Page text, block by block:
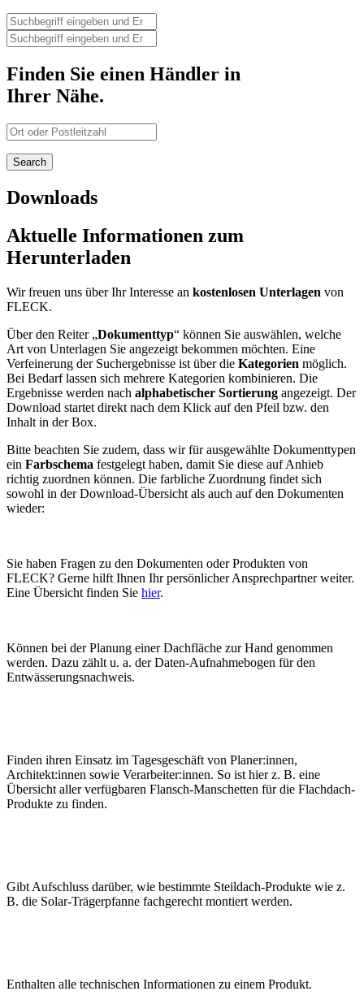
Finden Sie einen Händler in
Ihrer Nähe.
Downloads
Aktuelle Informationen zum
Herunterladen
Wir freuen uns über Ihr Interesse an kostenlosen Unterlagen von
FLECK.
Über den Reiter „Dokumenttyp“ können Sie auswählen, welche
Art von Unterlagen Sie angezeigt bekommen möchten. Eine
Verfeinerung der Suchergebnisse ist über die Kategorien möglich.
Bei Bedarf lassen sich mehrere Kategorien kombinieren. Die
Ergebnisse werden nach alphabetischer Sortierung angezeigt. Der
Download startet direkt nach dem Klick auf den Pfeil bzw. den
Inhalt in der Box.
Bitte beachten Sie zudem, dass wir für ausgewählte Dokumenttypen
ein Farbschema festgelegt haben, damit Sie diese auf Anhieb
richtig zuordnen können. Die farbliche Zuordnung findet sich
sowohl in der Download-Übersicht als auch auf den Dokumenten
wieder:
Sie haben Fragen zu den Dokumenten oder Produkten von
FLECK? Gerne hilft Ihnen Ihr persönlicher Ansprechpartner weiter.
Eine Übersicht finden Sie hier.
Können bei der Planung einer Dachfläche zur Hand genommen
werden. Dazu zählt u. a. der Daten-Aufnahmebogen für den
Entwässerungsnachweis.
Finden ihren Einsatz im Tagesgeschäft von Planer:innen,
Architekt:innen sowie Verarbeiter:innen. So ist hier z. B. eine
Übersicht aller verfügbaren Flansch-Manschetten für die Flachdach-
Produkte zu finden.
Gibt Aufschluss darüber, wie bestimmte Steildach-Produkte wie z.
B. die Solar-Trägerpfanne fachgerecht montiert werden.
Enthalten alle technischen Informationen zu einem Produkt.